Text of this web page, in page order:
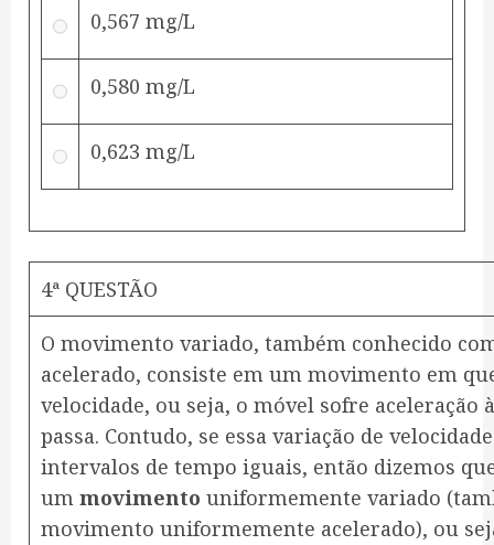
0,567 mg/L
0,580 mg/L
0,623 mg/L
4ª QUESTÃO
O movimento variado, também conhecido
acelerado, consiste em um movimento em
velocidade, ou seja, o móvel sofre aceleração
passa. Contudo, se essa variação de
intervalos de tempo iguais, então dizemos
um movimento uniformemente variado
movimento uniformemente acelerado), ou